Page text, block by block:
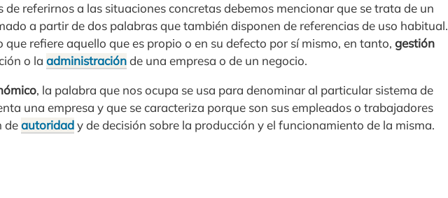
de referirnos a las situaciones concretas debemos mencionar que se trata de un
a partir de dos palabras que también disponen de referencias de uso habitual.
que refiere aquello que es propio o en su defecto por sí mismo, en tanto, gestión
o la administraciónde una empresa o de un negocio.
, la palabra que nos ocupa se usa para denominar al particular sistema de
una empresa y que se caracteriza porque son sus empleados o trabajadores
deautoridady de decisión sobre la producción y el funcionamiento de la misma.